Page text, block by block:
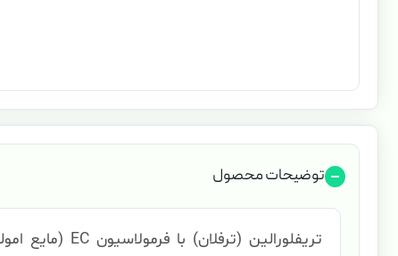
توضیحات محصول
تریفلورالین (ترفلان) با فرمولاسیون EC (مایع امولسیون شونده)، یک علف‌کش